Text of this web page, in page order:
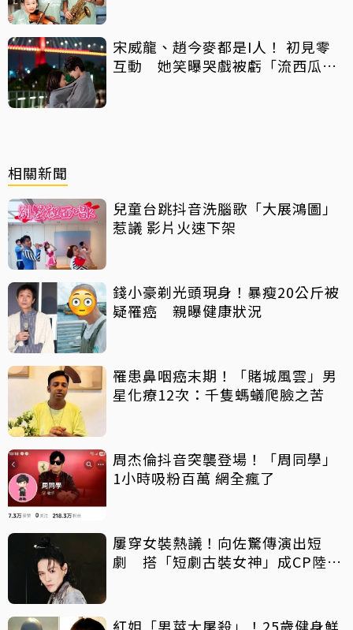
宋威龍、趙今麥都是I人！ 初見零
互動 她笑曝哭戲被虧「流西瓜
相關新聞
兒童台跳抖音洗腦歌「大展鴻圖」
惹議 影片火速下架
錢小豪剃光頭現身！暴瘦20公斤被
疑罹癌 親曝健康狀況
罹患鼻咽癌末期！「賭城風雲」男
星化療12次：千隻螞蟻爬臉之苦
周杰倫抖音突襲登場！「周同學」
1小時吸粉百萬 網全瘋了
屢穿女裝熱議！向佐驚傳演出短
劇 搭「短劇古裝女神」成CP陸網